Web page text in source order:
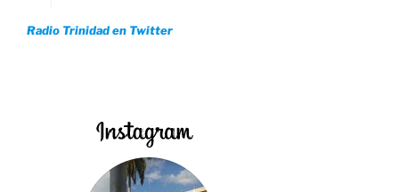
Radio Trinidad en Twitter